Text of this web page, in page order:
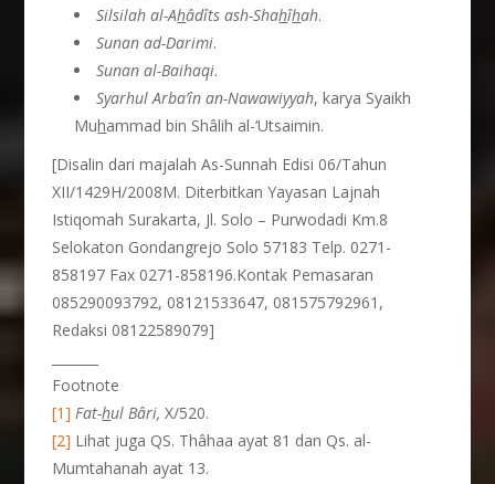
Silsilah al-Ahâdîts ash-Shahîhah.
Sunan ad-Darimi.
Sunan al-Baihaqi.
Syarhul Arba’în an-Nawawiyyah, karya Syaikh
Muhammad bin Shâlih al-‘Utsaimin.
[Disalin dari majalah As-Sunnah Edisi 06/Tahun
XII/1429H/2008M. Diterbitkan Yayasan Lajnah
Istiqomah Surakarta, Jl. Solo – Purwodadi Km.8
Selokaton Gondangrejo Solo 57183 Telp. 0271-
858197 Fax 0271-858196.Kontak Pemasaran
085290093792, 08121533647, 081575792961,
Redaksi 08122589079]
Footnote
[1] Fat-hul Bâri,X/520.
[2] Lihat juga QS. Thâhaa ayat 81 dan Qs. al-
Mumtahanah ayat 13.